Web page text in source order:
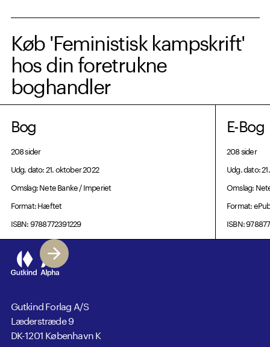
Køb 'Feministisk kampskrift'
hos din foretrukne
boghandler
Bog
208 sider
Udg. dato: 21. oktober 2022
Omslag: Nete Banke / Imperiet
Format: Hæftet
ISBN: 9788772391229
E-Bog
208 sider
Udg. dato:
Omslag:
Format:
ISBN:
Gutkind Forlag A/S
Læderstræde 9
DK-1201 København K